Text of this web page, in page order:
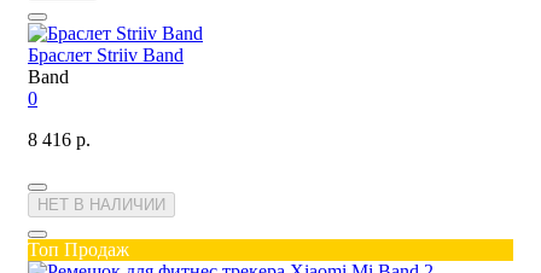
Браслет Striiv Band
Band
0
8 416 р.
НЕТ В НАЛИЧИИ
Топ Продаж